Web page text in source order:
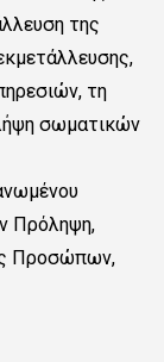
της
τη
σωματικών
Πρόληψη,
Προσώπων,